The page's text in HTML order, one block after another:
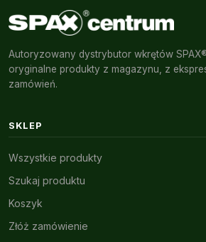
Autoryzowany dystrybutor wkrętów
oryginalne produkty z magazynu, z
zamówień.
SKLEP
Wszystkie produkty
Szukaj produktu
Koszyk
Złóż zamówienie